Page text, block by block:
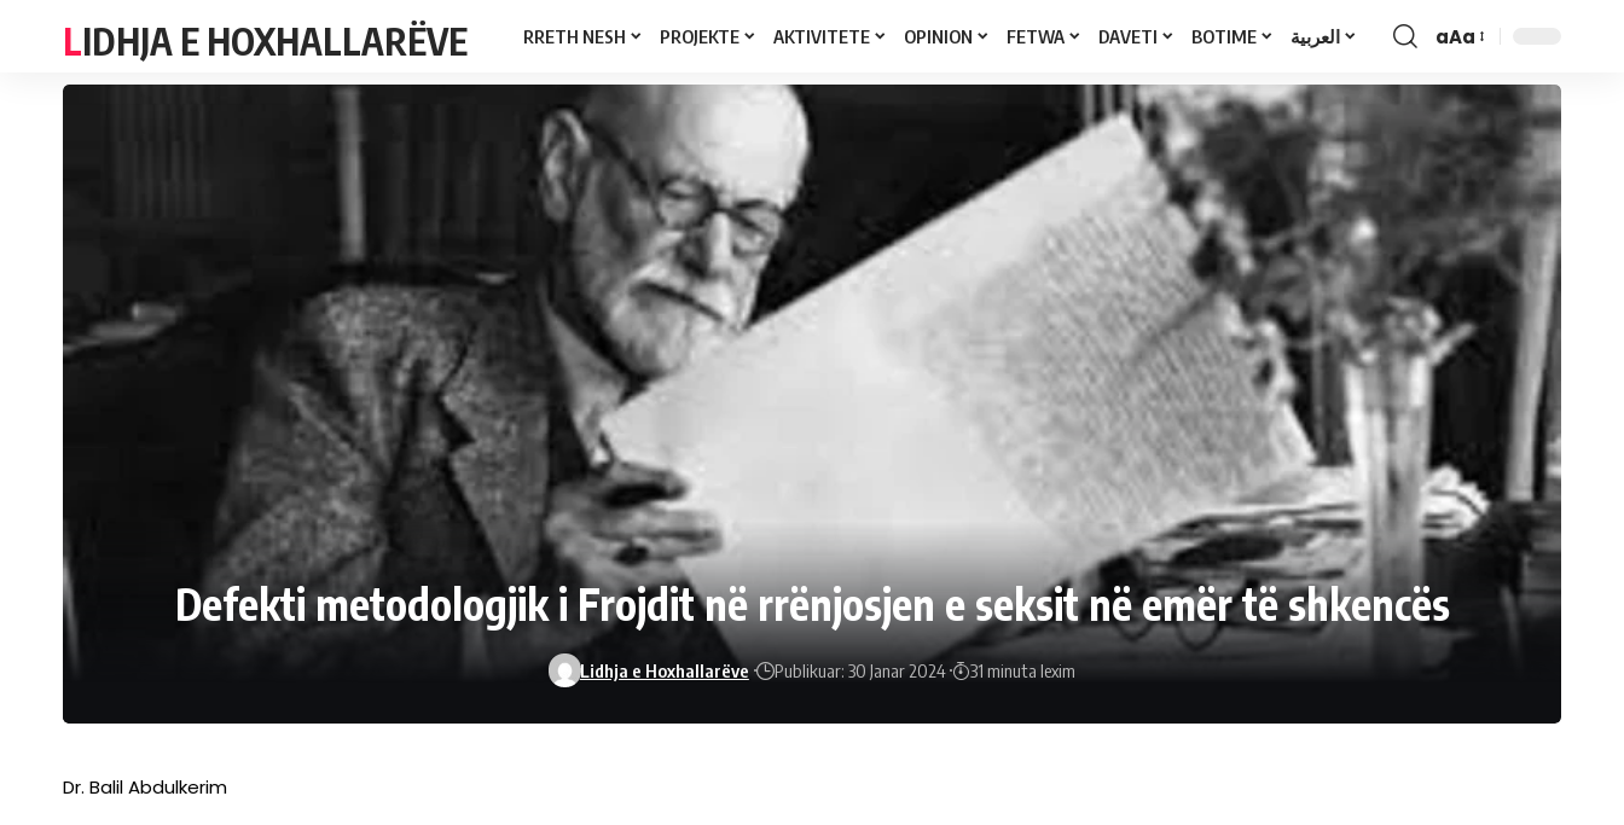
LIDHJA E HOXHALLARËVE RRETH NESH PROJEKTE AKTIVITETE OPINION FETWA DAVETI BOTIME العربية
Font
Resizer
aAa
Defekti metodologjik i Frojdit në rrënjosjen e seksit në emër të shkencës
Lidhja e Hoxhallarëve Publikuar: 30 Janar 2024 31 minuta lexim
Dr. Balil Abdulkerim